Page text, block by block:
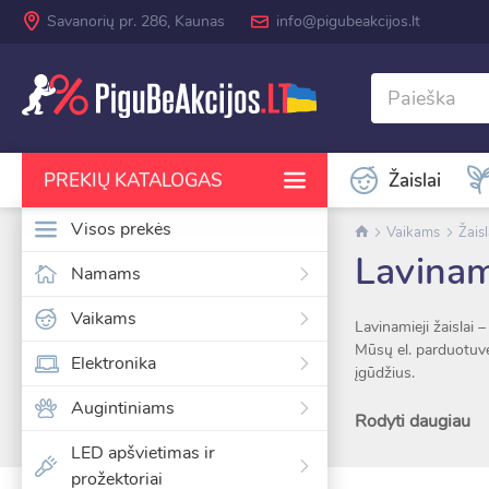
Savanorių pr. 286, Kaunas info@pigubeakcijos.lt
PREKIŲ KATALOGAS
RODYTI DAUGIAU KATEGORIJŲ
Visos prekės
Namams
Vaikams
Elektronika
Augintiniams
LED apšvietimas ir
prožektoriai
Žaislai
Vaikams
Lavinamieji žaislai
Mūsų el.
įgūdžius.
Kategorijoje rasite:
Rodyti daugiau